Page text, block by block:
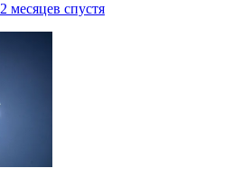
месяцев спустя